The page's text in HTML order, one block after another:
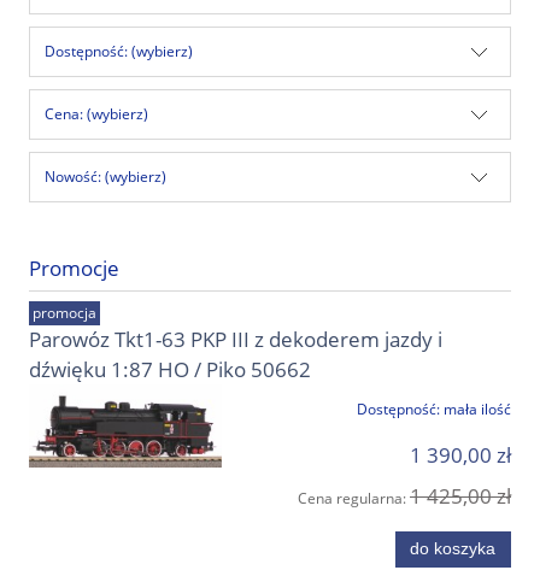
Dostępność: (wybierz)
Cena: (wybierz)
Nowość: (wybierz)
Promocje
Parowóz Tkt1-63 PKP III z dekoderem jazdy i
dźwięku 1:87 HO / Piko 50662
Dostępność: mała ilość
1 390,00 zł
Cena regularna:1 425,00 zł
do koszyka
promocja